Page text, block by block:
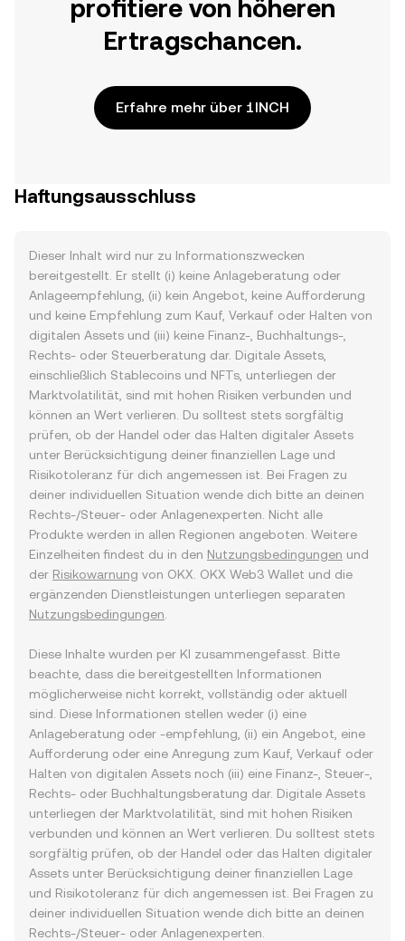
profitiere von höheren
Ertragschancen.
Erfahre mehr über 1INCH
Haftungsausschluss
Dieser Inhalt wird nur zu Informationszwecken
bereitgestellt. Er stellt (i) keine Anlageberatung oder
Anlageempfehlung, (ii) kein Angebot, keine Aufforderung
und keine Empfehlung zum Kauf, Verkauf oder Halten von
digitalen Assets und (iii) keine Finanz-, Buchhaltungs-,
Rechts- oder Steuerberatung dar. Digitale Assets,
einschließlich Stablecoins und NFTs, unterliegen der
Marktvolatilität, sind mit hohen Risiken verbunden und
können an Wert verlieren. Du solltest stets sorgfältig
prüfen, ob der Handel oder das Halten digitaler Assets
unter Berücksichtigung deiner finanziellen Lage und
Risikotoleranz für dich angemessen ist. Bei Fragen zu
deiner individuellen Situation wende dich bitte an deinen
Rechts-/Steuer- oder Anlagenexperten. Nicht alle
Produkte werden in allen Regionen angeboten. Weitere
Einzelheiten findest du in den Nutzungsbedingungen und
der Risikowarnung von OKX. OKX Web3 Wallet und die
ergänzenden Dienstleistungen unterliegen separaten
Nutzungsbedingungen
Diese Inhalte wurden per KI zusammengefasst. Bitte
beachte, dass die bereitgestellten Informationen
möglicherweise nicht korrekt, vollständig oder aktuell
sind. Diese Informationen stellen weder (i) eine
Anlageberatung oder -empfehlung, (ii) ein Angebot, eine
Aufforderung oder eine Anregung zum Kauf, Verkauf oder
Halten von digitalen Assets noch (iii) eine Finanz-, Steuer-,
Rechts- oder Buchhaltungsberatung dar. Digitale Assets
unterliegen der Marktvolatilität, sind mit hohen Risiken
verbunden und können an Wert verlieren. Du solltest stets
sorgfältig prüfen, ob der Handel oder das Halten digitaler
Assets unter Berücksichtigung deiner finanziellen Lage
und Risikotoleranz für dich angemessen ist. Bei Fragen zu
deiner individuellen Situation wende dich bitte an deinen
Rechts-/Steuer- oder Anlagenexperten.